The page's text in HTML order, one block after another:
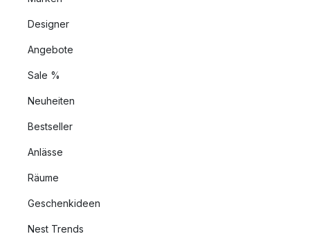
Designer
Angebote
Sale %
Neuheiten
Bestseller
Anlässe
Räume
Geschenkideen
Nest Trends